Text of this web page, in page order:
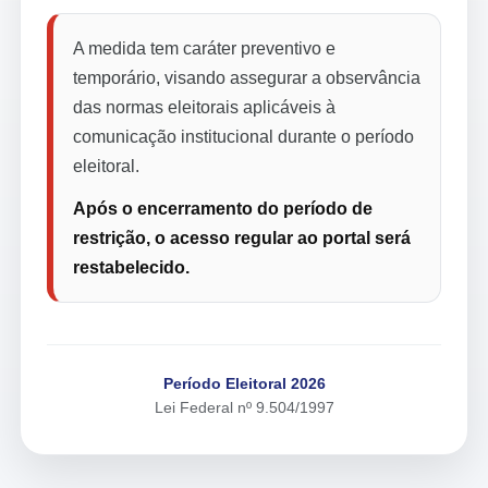
A medida tem caráter preventivo e
temporário, visando assegurar a observância
das normas eleitorais aplicáveis à
comunicação institucional durante o período
eleitoral.
Após o encerramento do período de
restrição, o acesso regular ao portal será
restabelecido.
Período Eleitoral 2026
Lei Federal nº 9.504/1997